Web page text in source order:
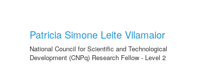
Patricia Simone Leite Vilamaior
National Council for Scientific and Technological
Development (CNPq) Research Fellow - Level 2